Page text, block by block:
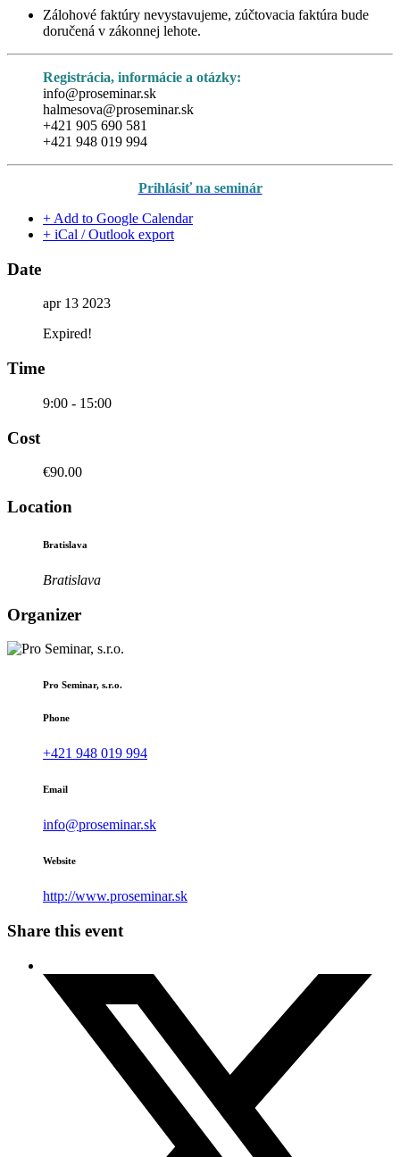
Zálohové faktúry nevystavujeme, zúčtovacia faktúra bude
doručená v zákonnej lehote.
Registrácia, informácie a otázky:
info@proseminar.sk
halmesova@proseminar.sk
+421 905 690 581
+421 948 019 994
Prihlásiť na seminár
+ Add to Google Calendar
+ iCal / Outlook export
Date
apr 13 2023
Expired!
Time
9:00 - 15:00
Cost
€90.00
Location
Bratislava
Bratislava
Organizer
Pro Seminar, s.r.o.
Phone
+421 948 019 994
Email
info@proseminar.sk
Website
http://www.proseminar.sk
Share this event